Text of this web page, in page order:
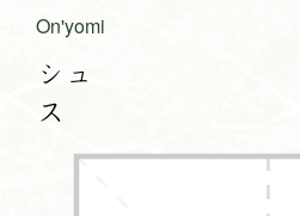
On'yomi
シュ
ス